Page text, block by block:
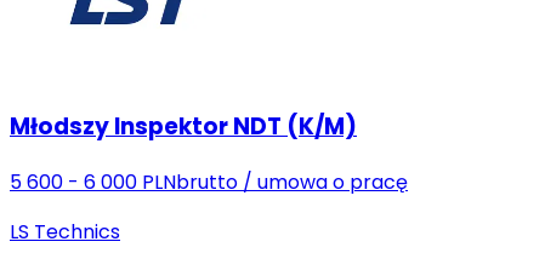
Młodszy Inspektor NDT (K/M)
5 600 - 6 000 PLNbrutto / umowa o pracę
LS Technics